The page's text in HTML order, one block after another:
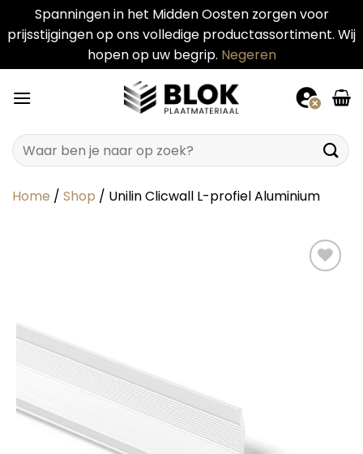
Spanningen in het Midden Oosten zorgen voor
prijsstijgingen op ons volledige productassortiment. Wij
hopen op uw begrip. Negeren
naar
Zoeken
naar:
Home / Shop / Unilin Clicwall L-profiel Aluminium